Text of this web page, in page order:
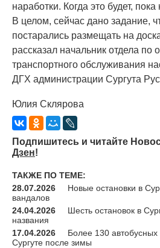
наработки. Когда это будет, пока
В целом, сейчас дано задание,
постарались размещать на
рассказал начальник отдела по
транспортного обслуживания
ДГХ администрации Сургута
Юлия Склярова
Подпишитесь и читайте
Дзен!
ТАКЖЕ ПО ТЕМЕ:
28.07.2026
Новые остановки в
вандалов
24.04.2026
Шесть остановок в
названия
17.04.2026
Более 130
Сургуте после зимы